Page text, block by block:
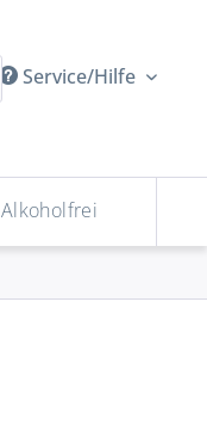
Service/Hilfe
Alkoholfrei